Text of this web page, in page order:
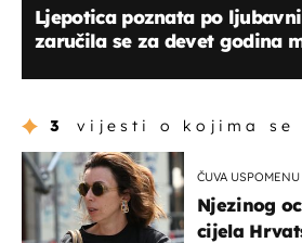
Ljepotica poznata po
zaručila se za devet godina
3 vijesti o kojima se
ČUVA
Njezinog
cijela